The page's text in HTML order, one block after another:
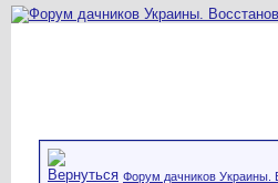
Форум дачников Украины.